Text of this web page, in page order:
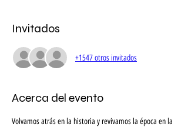
Invitados
+1547 otros invitados
Acerca del evento
Volvamos atrás en la historia y revivamos la época en la